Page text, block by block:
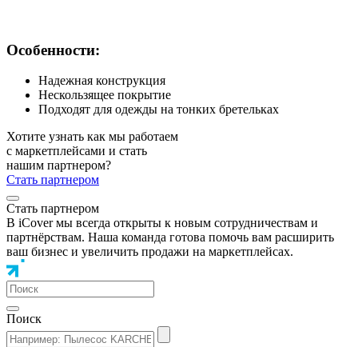
Особенности:
Надежная конструкция
Нескользящее покрытие
Подходят для одежды на тонких бретельках
Хотите узнать как мы работаем
с маркетплейсами и стать
нашим партнером?
Стать партнером
Стать партнером
В iCover мы всегда открыты к новым сотрудничествам и
партнёрствам. Наша команда готова помочь вам расширить
ваш бизнес и увеличить продажи на маркетплейсах.
Поиск